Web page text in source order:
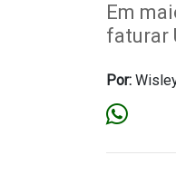
Em
faturar
Por: